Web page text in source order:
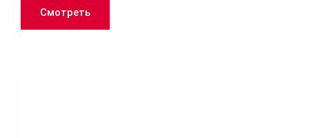
Смотреть